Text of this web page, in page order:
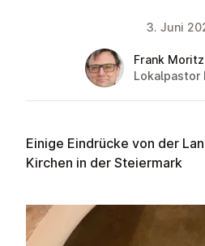
3. Juni
Frank Moritz
Lokalpastor
Einige Eindrücke von der
Kirchen in der Steiermark